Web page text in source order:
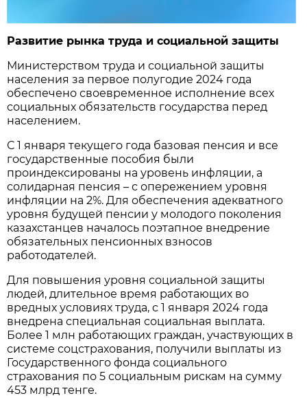
Развитие рынка труда и социальной защиты
Министерством труда и социальной защиты
населения за первое полугодие 2024 года
обеспечено своевременное исполнение всех
социальных обязательств государства перед
населением.
С 1 января текущего года базовая пенсия и все
государственные пособия были
проиндексированы на уровень инфляции, а
солидарная пенсия – с опережением уровня
инфляции на 2%. Для обеспечения адекватного
уровня будущей пенсии у молодого поколения
казахстанцев началось поэтапное внедрение
обязательных пенсионных взносов
работодателей.
Для повышения уровня социальной защиты
людей, длительное время работающих во
вредных условиях труда, с 1 января 2024 года
внедрена специальная социальная выплата.
Более 1 млн работающих граждан, участвующих в
системе соцстрахования, получили выплаты из
Государственного фонда социального
страхования по 5 социальным рискам на сумму
453 млрд тенге.